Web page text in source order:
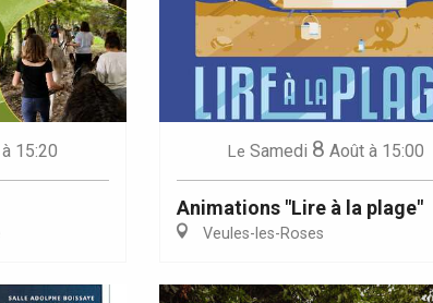
à 15:20 Le Samedi 8 Août à 15:00
Animations "Lire à la plage"
Veules-les-Roses